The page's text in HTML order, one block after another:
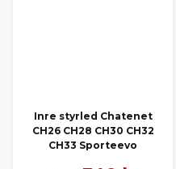
Inre styrled Chatenet
CH26 CH28 CH30 CH32
CH33 Sporteevo